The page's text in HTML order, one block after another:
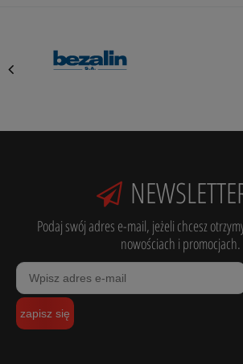
Podaj swój adres e-mail, jeżeli chcesz
nowościach i promocjach.
zapisz się